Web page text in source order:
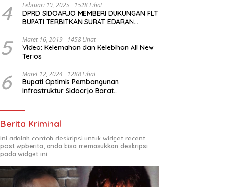
4 Februari 10, 2025 1528 Lihat
DPRD SIDOARJO MEMBERI DUKUNGAN PLT
BUPATI TERBITKAN SURAT EDARAN
(ODL) TK, PAUD, SD, SMP/MTS KELUAR
KOTA
5 Maret 16, 2019 1458 Lihat
Video: Kelemahan dan Kelebihan All New
Terios
6 Maret 12, 2024 1288 Lihat
Bupati Optimis Pembangunan
Infrastruktur Sidoarjo Barat
Berita Kriminal
Ini adalah contoh deskripsi untuk widget recent
post wpberita, anda bisa memasukkan deskripsi
pada widget ini.